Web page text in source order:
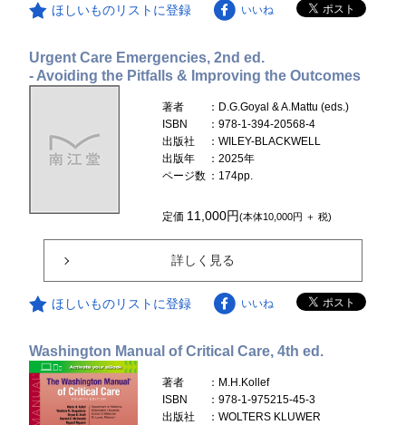
ほしいものリストに登録 いいね
Urgent Care Emergencies, 2nd ed.
- Avoiding the Pitfalls & Improving the Outcomes
著者
：D.G.Goyal & A.Mattu (eds.)
ISBN
：978-1-394-20568-4
出版社
：WILEY-BLACKWELL
出版年
：2025年
ページ数 ：174pp.
定価 11,000円(本体10,000円 ＋ 税)
詳しく見る
ほしいものリストに登録 いいね
Washington Manual of Critical Care, 4th ed.
著者
：M.H.Kollef
ISBN
：978-1-975215-45-3
出版社
：WOLTERS KLUWER